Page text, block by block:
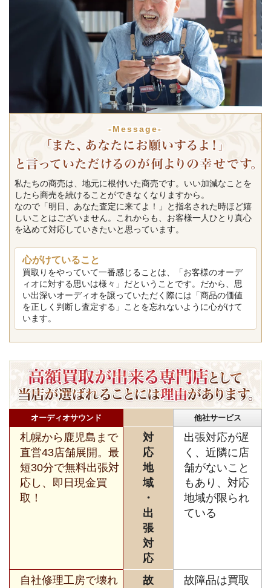
-Message-
私たちの商売は、地元に根付いた商売です。いい加減なことを
したら商売を続けることができなくなりますから。
なので「明日、あなた査定に来てよ！」と指名された時ほど嬉
しいことはございません。これからも、お客様一人ひとり真心
を込めて対応していきたいと思っています。
心がけていること
買取りをやっていて一番感じることは、「お客様のオーデ
ィオに対する思いは様々」だということです。だから、思
い出深いオーディオを譲っていただく際には「商品の価値
を正しく判断し査定する」ことを忘れないように心がけて
います。
オーディオサウンド 他社サービス
札幌から鹿児島まで
直営43店舗展開。最
短30分で無料出張対
応し、即日現金買
取！
対
応
地
域
・
出
張
対
応
出張対応が遅
く、近隣に店
舗がないこと
もあり、対応
地域が限られ
ている
自社修理工房で壊れ
故
故障品は買取